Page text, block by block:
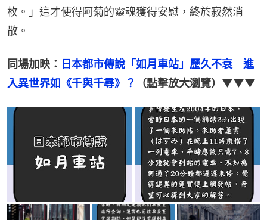
枚。」這才使得阿菊的靈魂獲得安慰，終於寂然消
散。
同場加映： 日本都市傳說「如月車站」歷久不衰　進
入異世界如《千與千尋》？
（點擊放大瀏覽）▼▼▼